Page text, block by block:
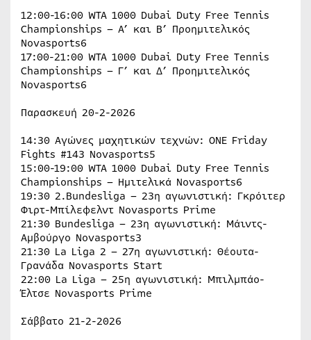
12:00-16:00 WTA 1000 Dubai Duty Free Tennis
Championships – Α’ και Β’ Προημιτελικός
Novasports6
17:00-21:00 WTA 1000 Dubai Duty Free Tennis
Championships – Γ’ και Δ’ Προημιτελικός
Novasports6
Παρασκευή 20-2-2026
14:30 Αγώνες μαχητικών τεχνών: ONE Friday
Fights #143 Novasports5
15:00-19:00 WTA 1000 Dubai Duty Free Tennis
Championships – Hμιτελικά Novasports6
19:30 2.Bundesliga – 23η αγωνιστική: Γκρόιτερ
Φιρτ-Μπίλεφελντ Novasports Prime
21:30 Bundesliga – 23η αγωνιστική: Μάιντς-
Αμβούργο Novasports3
21:30 La Liga 2 – 27η αγωνιστική: Θέουτα-
Γρανάδα Novasports Start
22:00 La Liga – 25η αγωνιστική: Μπιλμπάο-
Έλτσε Novasports Prime
Σάββατο 21-2-2026